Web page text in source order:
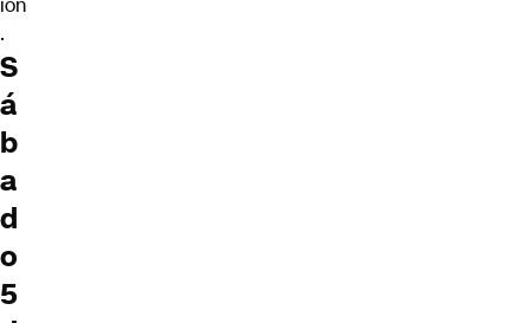
ion
.
S
á
b
a
d
o
5